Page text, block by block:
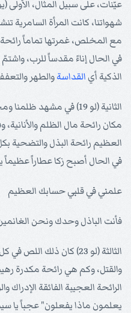
شهواتنا، كانت المرأة السامرية
مع المخلص، غمرتها تماماً
في الحال إناءً مقدساً للرب،
الذكية أي القداسةوالطهر
الثانية (لو 19) في مشهد
مكان رائحة مال الظلم
العظيم رائحة البذل والتضحية
في الحال أصبح زكا عطاراً
علمني في قلبي حسابك
فأنت الباذل وحدك ونحن
الثالثة (لو 23) كان ذلك
والقتل، وكم هي رائحة مكدرة
الرائحة العجيبة الفائقة الإدراك
يعلمون ماذا يفعلون" عجباً يا